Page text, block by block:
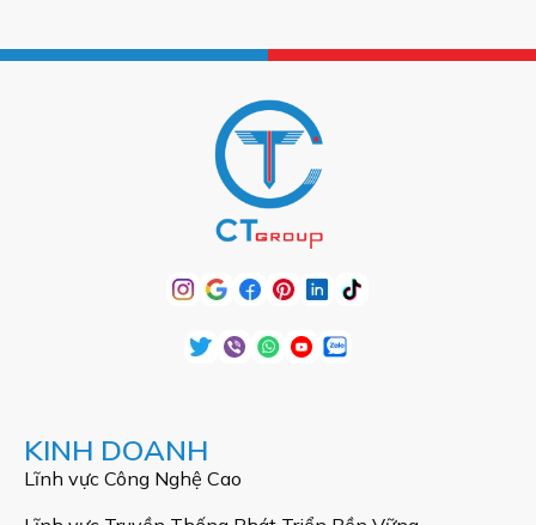
KINH DOANH
Lĩnh vực Công Nghệ Cao